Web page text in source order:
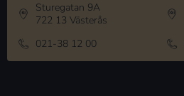
Sturegatan 9A
722 13 Västerås
021-38 12 00